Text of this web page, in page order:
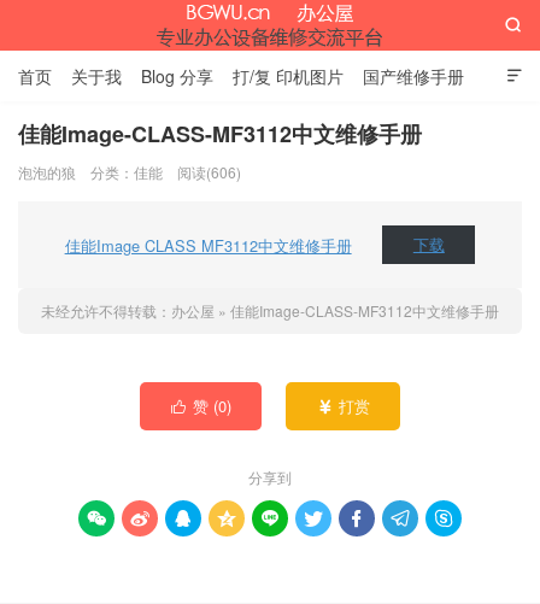

首页 关于我 Blog 分享 打/复 印机图片 国产维修手册
外资维修手册 伊萨网址大全 办公设备网页名片 留言板

佳能Image-CLASS-MF3112中文维修手册
泡泡的狼 分类： 佳能 阅读(606)
佳能Image CLASS MF3112中文维修手册 下载
未经允许不得转载： 办公屋 » 佳能Image-CLASS-MF3112中文维修手册
 赞 (0)  打赏
分享到
        